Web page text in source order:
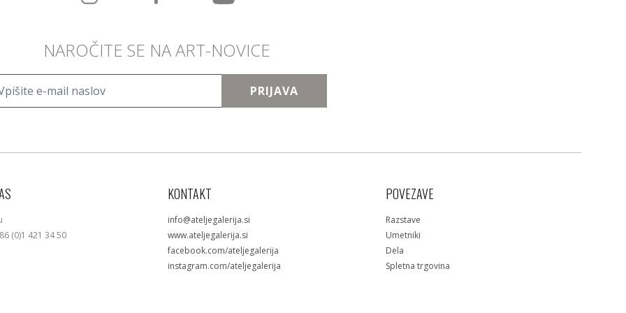
NAROČITE SE NA ART-NOVICE
PRIJAVA
(0)1 421 34 50
KONTAKT
info@ateljegalerija.si
www.ateljegalerija.si
facebook.com/ateljegalerija
instagram.com/ateljegalerija
POVEZAVE
Razstave
Umetniki
Dela
Spletna trgovina